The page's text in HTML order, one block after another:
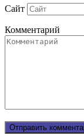
Сайт
Комментарий